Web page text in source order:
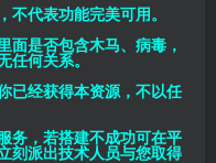
代表功能完美可用。
面是否包含木马、病毒，
任何关系。
已经获得本资源，不以任
务，若搭建不成功可在平
刻派出技术人员与您取得